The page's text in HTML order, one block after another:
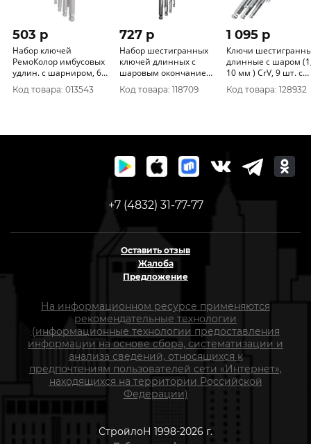
503 p
Набор ключей
РемоКолор имбусовых
удлин. c шарниром, 6
граней, 9 предметов
43-2-119
Код товара: 013543
727 p
Набор шестигранных
ключей длинных с
шаровым окончанием
9шт ЦИ 2049
Код товара: 118709
1 095 p
Ключи
длинные c шаром
10 мм ) CrV, 9 шт. с
пластик.Т-
64198
Код товара: 128932
+7 (4832) 31-77-77
Оставить отзыв
Жалоба
Предложение
На информационном ресурсе применяются
рекомендательные технологии
(информационные технологии предоставления
информации на основе сбора, систематизации и
анализа сведений, относящихся к
предпочтениям пользователей сети «Интернет»,
находящихся на территории Российской
Федерации)
СтройлоН 1998-2026 г.